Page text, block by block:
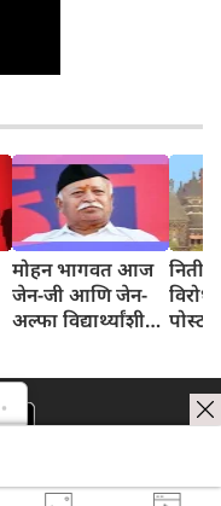
मोहन भागवत आज
जेन-जी आणि जेन-
अल्फा विद्यार्थ्यांशी
आणण्यात भारताच्या
भूमिकेवर चर्चा
पोस्ट